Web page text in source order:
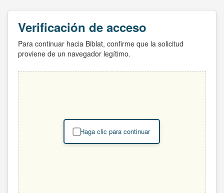
Verificación de acceso
Para continuar hacia Biblat, confirme que la solicitud
proviene de un navegador legítimo.
Haga clic para continuar